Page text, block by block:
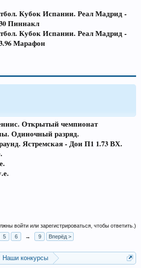
Кубок Испании. Реал Мадрид -
Пиннакл
Кубок Испании. Реал Мадрид -
Марафон
Открытый чемпионат
Одиночный разряд.
Ястремская - Дои П1 1.73 ВХ.
войти или зарегистрироваться, чтобы ответить.)
5 6 → 9 Вперёд >
Наши конкурсы